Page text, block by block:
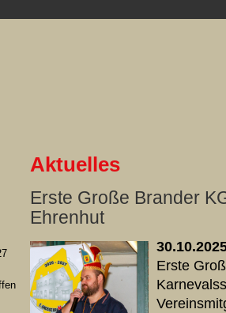
Aktuelles
Erste Große Brander
Ehrenhut
Erste